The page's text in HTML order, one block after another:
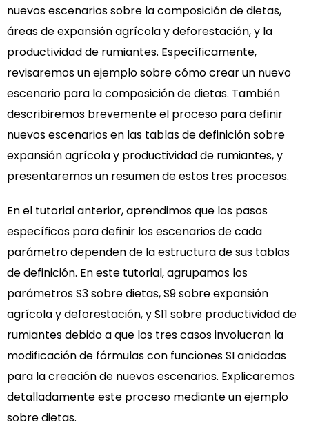
nuevos escenarios sobre la composición de dietas,
áreas de expansión agrícola y deforestación, y la
productividad de rumiantes. Específicamente,
revisaremos un ejemplo sobre cómo crear un nuevo
escenario para la composición de dietas. También
describiremos brevemente el proceso para definir
nuevos escenarios en las tablas de definición sobre
expansión agrícola y productividad de rumiantes, y
presentaremos un resumen de estos tres procesos.
En el tutorial anterior, aprendimos que los pasos
específicos para definir los escenarios de cada
parámetro dependen de la estructura de sus tablas
de definición. En este tutorial, agrupamos los
parámetros S3 sobre dietas, S9 sobre expansión
agrícola y deforestación, y S11 sobre productividad de
rumiantes debido a que los tres casos involucran la
modificación de fórmulas con funciones SI anidadas
para la creación de nuevos escenarios. Explicaremos
detalladamente este proceso mediante un ejemplo
sobre dietas.